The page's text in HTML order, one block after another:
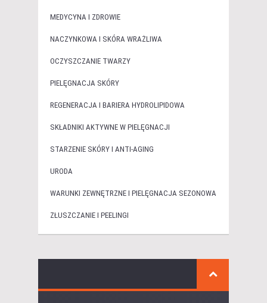
MEDYCYNA I ZDROWIE
NACZYNKOWA I SKÓRA WRAŻLIWA
OCZYSZCZANIE TWARZY
PIELĘGNACJA SKÓRY
REGENERACJA I BARIERA HYDROLIPIDOWA
SKŁADNIKI AKTYWNE W PIELĘGNACJI
STARZENIE SKÓRY I ANTI-AGING
URODA
WARUNKI ZEWNĘTRZNE I PIELĘGNACJA SEZONOWA
ZŁUSZCZANIE I PEELINGI